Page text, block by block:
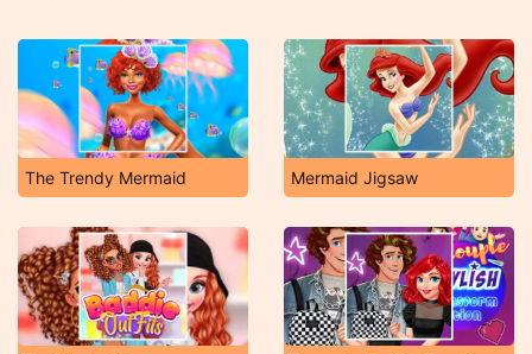
The Trendy Mermaid Mermaid Jigsaw